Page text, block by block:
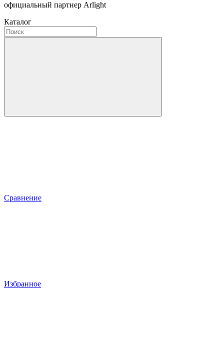
официальный партнер Arlight
Каталог
Сравнение
Избранное